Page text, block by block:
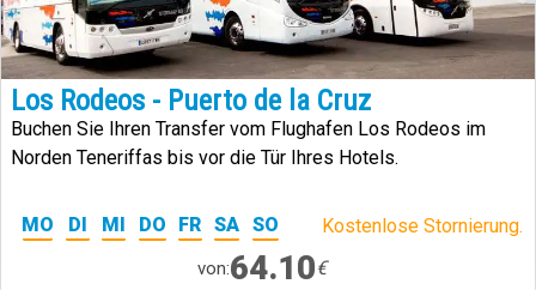
Los Rodeos - Puerto de la Cruz
Buchen Sie Ihren Transfer vom Flughafen Los Rodeos im
Norden Teneriffas bis vor die Tür Ihres Hotels.
MO DI MI DO FR SA SO Kostenlose Stornierung.
von:64.10€